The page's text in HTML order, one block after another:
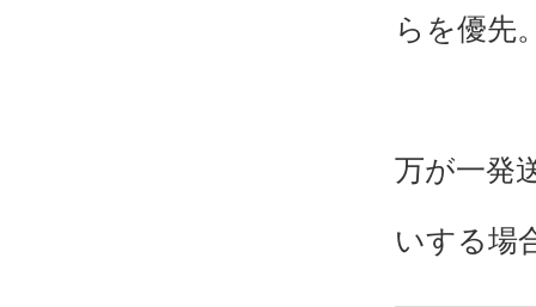
らを優先
万が一発
いする場